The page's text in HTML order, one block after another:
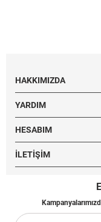
HAKKIMIZDA
YARDIM
HESABIM
İLETIŞIM